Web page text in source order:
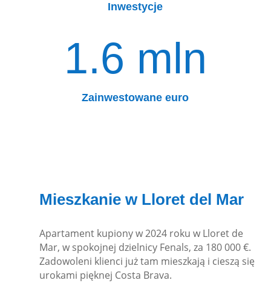
Inwestycje
1.6 mln
Zainwestowane euro
Mieszkanie w Lloret del Mar
Apartament kupiony w 2024 roku w Lloret de
Mar, w spokojnej dzielnicy Fenals, za 180 000 €.
Zadowoleni klienci już tam mieszkają i cieszą się
urokami pięknej Costa Brava.